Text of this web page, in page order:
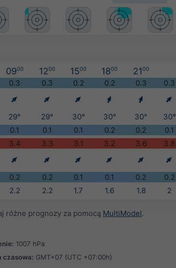
0900 1200 1500 1800 2100
0.3 0.3 0.2 0.2 0.3
0.3
29° 29° 30° 30° 30°
30°
0.1 0.1 0.1 0.2 0.2
0.1
3.4 3.3 3.1 3.2 3.6
3.8
0.2 0.2 0.1 0.1 0.2
0.2
2.2 2.2 1.7 1.6 1.8 2
różne prognozy za pomocą MultiModel.
1007 hPa
czasowa: GMT+07 (UTC +07:00h)